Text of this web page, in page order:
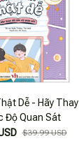
Dễ - Hãy Thay
Độ Quan Sát
$39.99 USD